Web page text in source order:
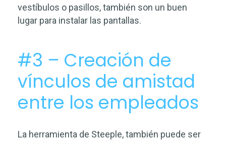
vestíbulos o pasillos, también son un buen
lugar para instalar las pantallas.
#3 – Creación de
vínculos de amistad
entre los empleados
La herramienta de Steeple, también puede ser